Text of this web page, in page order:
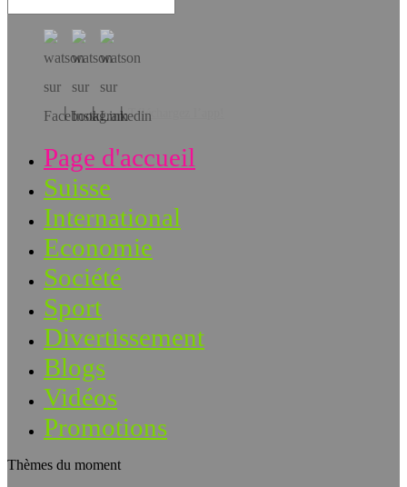
Téléchargez l’app!
Page d'accueil
Suisse
International
Economie
Société
Sport
Divertissement
Blogs
Vidéos
Promotions
Thèmes du moment